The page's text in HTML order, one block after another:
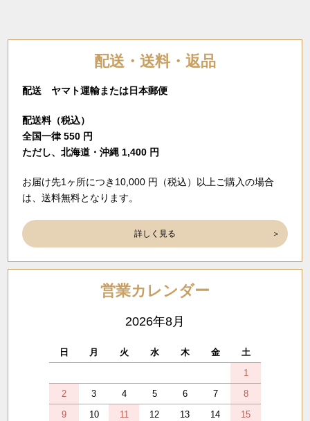
配送・送料・返品
配送 ヤマト運輸または日本郵便
配送料（税込）
全国一律 550 円
ただし、北海道・沖縄 1,400 円
お届け先1ヶ所につき10,000 円（税込）以上ご購入の場合
は、送料無料となります。
詳しく見る
営業カレンダー
2026年8月
日 月 火 水 木 金
土
1
2
3 4 5 6 7
8
9
10 11 12 13 14
15